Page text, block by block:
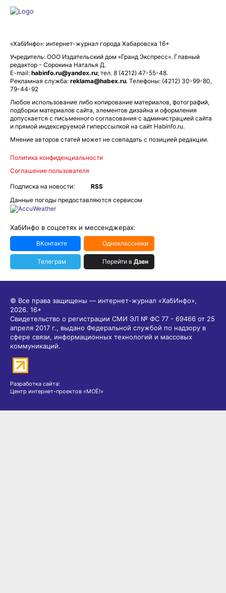
«ХабИнфо»: интернет-журнал города Хабаровска 16+
Учредитель: ООО Издательский дом «Гранд Экспресс». Главный
редактор - Сорокина Наталья Д.
E-mail: habinfo.ru@yandex.ru; тел. 8 (4212) 47-55-48.
Рекламная служба: reklama@habex.ru. Телефоны: (4212) 30-99-80,
79-44-92
Любое использование либо копирование материалов, фотографий,
подборки материалов сайта, элементов дизайна и оформления
допускается с письменного согласования с администрацией сайта
и прямой индексируемой гиперссылкой на сайт Habinfo.ru.
Мнение авторов статей может не совпадать с позицией редакции.
Политика конфиденциальности
Соглашение пользователя
Подписка на новости:
RSS
Данные погоды предоставляются сервисом
ХабИнфо в соцсетях и мессенджерах:
ВКонтакте Одноклассники
Телеграм Перейти в Дзен
© Все права защищены — интернет-журнал «ХабИнфо»,
2026. 16+
Свидетельство о регистрации СМИ ЭЛ № ФС 77 - 69466 от 25
апреля 2017 г., выдано Федеральной службой по надзору в
сфере связи, информационных технологий и массовых
коммуникаций.
Разработка сайта:
Центр интернет-проектов «МОЁ!»